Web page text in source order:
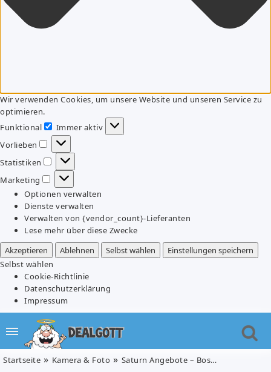
Wir verwenden Cookies, um unsere Website und unseren Service zu
optimieren.
Funktional
Funktional
Immer aktiv
Vorlieben
Vorlieben
Statistiken
Statistiken
Marketing
Marketing
Optionen verwalten
Dienste verwalten
Verwalten von {vendor_count}-Lieferanten
Lese mehr über diese Zwecke
Akzeptieren
Ablehnen Selbst wählen
Einstellungen speichern
Selbst wählen
Cookie-Richtlinie
Datenschutzerklärung
Impressum
Startseite Kamera & Foto Saturn Angebote – Bosch Waschmaschine + Nikon D3000